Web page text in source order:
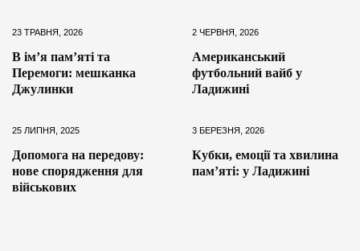
23 ТРАВНЯ, 2026
В ім’я пам’яті та
Перемоги: мешканка
Джулинки
2 ЧЕРВНЯ, 2026
Американський
футбольний вайб у
Ладижині
25 ЛИПНЯ, 2025
Допомога на передову:
нове спорядження для
військових
3 БЕРЕЗНЯ, 2026
Кубки, емоції та хвилина
пам’яті: у Ладижині